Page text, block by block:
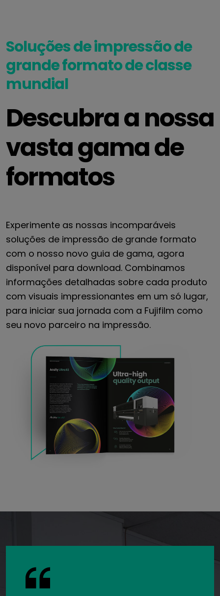
Soluções de impressão de
grande formato de classe
mundial
Descubra a nossa
vasta gama de
formatos
Experimente as nossas incomparáveis
soluções de impressão de grande formato
com o nosso novo guia de gama, agora
disponível para download. Combinamos
informações detalhadas sobre cada produto
com visuais impressionantes em um só lugar,
para iniciar sua jornada com a Fujifilm como
seu novo parceiro na impressão.